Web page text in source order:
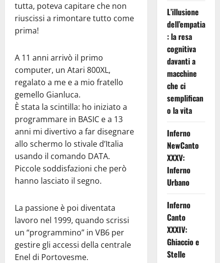
tutta, poteva capitare che non
riuscissi a rimontare tutto come
prima!
A 11 anni arrivò il primo
computer, un Atari 800XL,
regalato a me e a mio fratello
gemello Gianluca.
È stata la scintilla: ho iniziato a
programmare in BASIC e a 13
anni mi divertivo a far disegnare
allo schermo lo stivale d’Italia
usando il comando DATA.
Piccole soddisfazioni che però
hanno lasciato il segno.
La passione è poi diventata
lavoro nel 1999, quando scrissi
un “programmino” in VB6 per
gestire gli accessi della centrale
Enel di Portovesme.
L’illusione
dell’empatia
: la resa
cognitiva
davanti a
macchine
che ci
semplifican
o la vita
Inferno
NewCanto
XXXV:
Inferno
Urbano
Inferno
Canto
XXXIV:
Ghiaccio e
Stelle